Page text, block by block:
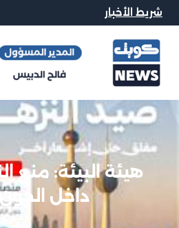
شريط الأخبار
هيئة البيئة: منع
داخل الجون